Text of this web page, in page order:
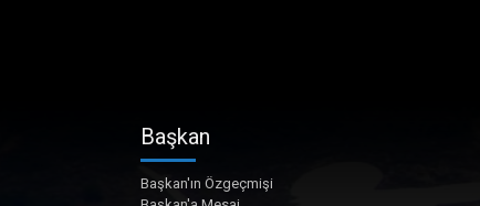
Başkan
Başkan'ın Özgeçmişi